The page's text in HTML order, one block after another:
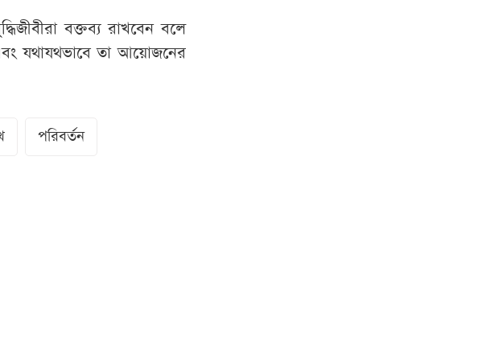
বক্তব্য রাখবেন বলে
যথাযথভাবে তা আয়োজনের
পরিবর্তন